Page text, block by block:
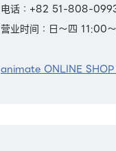
电话：+82 51-808-
营业时间：日～四 11:00
animate ONLINE SHOP